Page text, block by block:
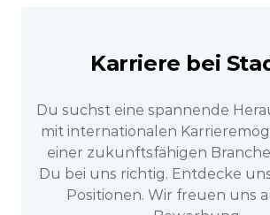
Karriere bei
Du suchst eine spannende
mit internationalen
einer zukunftsfähigen
Du bei uns richtig. Entdecke
Positionen. Wir freuen uns